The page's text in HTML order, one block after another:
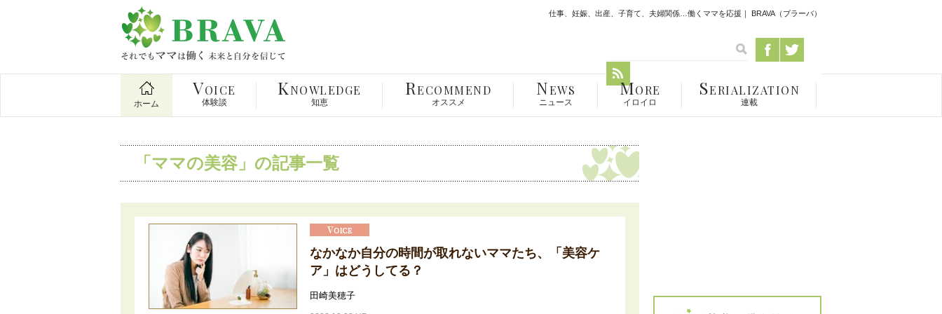
仕事、妊娠、出産、子育て、夫婦関係…働くママを応援｜ BRAVA（ブラーバ）
ホーム
VOICE
体験談
KNOWLEDGE
知恵
RECOMMEND
オススメ
NEWS
ニュース
MORE
イロイロ
SERIALIZATION
連載
「ママの美容」の記事一覧
なかなか自分の時間が取れないママたち、「美容ケ
ア」はどうしてる？
田崎美穂子